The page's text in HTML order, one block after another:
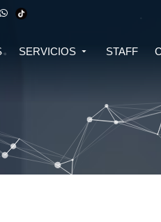
SERVICIOS
Y
DERECHO
Y
DERECHO
STAFF